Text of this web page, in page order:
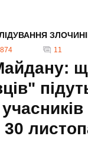
874 11
30